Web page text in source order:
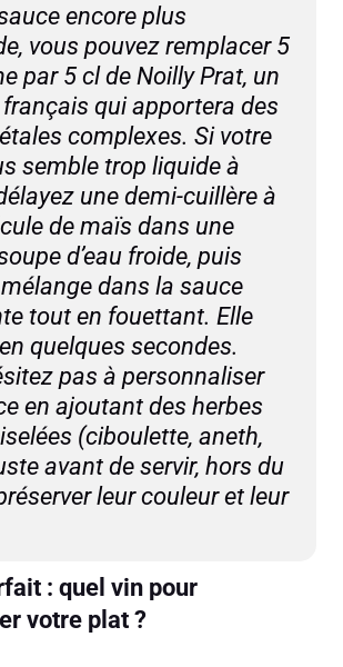
encore plus
vous pouvez remplacer 5
par 5 cl de Noilly Prat, un
qui apportera des
complexes. Si votre
semble trop liquide à
une demi-cuillère à
de maïs dans une
d’eau froide, puis
dans la sauce
tout en fouettant. Elle
quelques secondes.
pas à personnaliser
en ajoutant des herbes
(ciboulette, aneth,
avant de servir, hors du
leur couleur et leur
: quel vin pour
votre plat ?